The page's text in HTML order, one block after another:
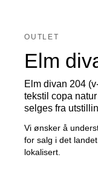
OUTLET
Elm
Elm divan 204
tekstil copa
selges fra
Vi ønsker å
for salg i det
lokalisert.